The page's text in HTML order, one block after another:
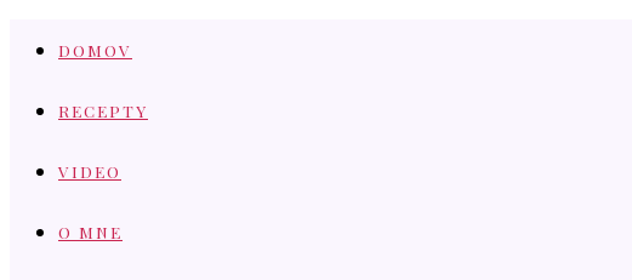
DOMOV
RECEPTY
VIDEO
O MNE